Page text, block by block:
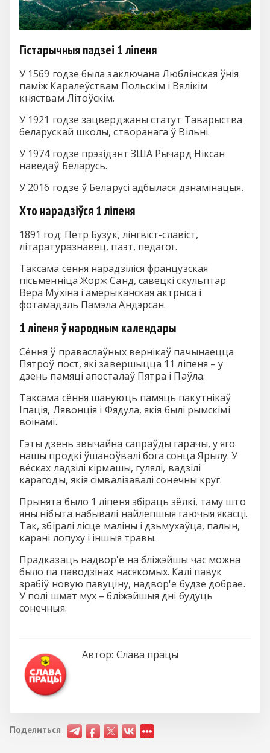
Гістарычныя падзеі 1 ліпеня
У 1569 годзе была заключана Люблінская ўнія
паміж Каралеўствам Польскім і Вялікім
княствам Літоўскім.
У 1921 годзе зацверджаны статут Таварыства
беларускай школы, створанага ў Вільні.
У 1974 годзе прэзідэнт ЗША Рычард Ніксан
наведаў Беларусь.
У 2016 годзе ў Беларусі адбылася дэнамінацыя.
Хто нарадзіўся 1 ліпеня
1891 год: Пётр Бузук, лінгвіст-славіст,
літаратуразнавец, паэт, педагог.
Таксама сёння нарадзіліся французская
пісьменніца Жорж Санд, савецкі скульптар
Вера Мухіна і амерыканская актрыса і
фотамадэль Памэла Андэрсан.
1 ліпеня ў народным календары
Сёння ў праваслаўных вернікаў пачынаецца
Пятроў пост, які завершыцца 11 ліпеня – у
дзень памяці апосталаў Пятра і Паўла.
Таксама сёння шануюць памяць пакутнікаў
Іпація, Лявонція і Фядула, якія былі рымскімі
воінамі.
Гэты дзень звычайна сапраўды гарачы, у яго
нашы продкі ўшаноўвалі бога сонца Ярылу. У
вёсках ладзілі кірмашы, гулялі, вадзілі
карагоды, якія сімвалізавалі сонечны круг.
Прынята было 1 ліпеня збіраць зёлкі, таму што
яны нібыта набывалі найлепшыя гаючыя якасці.
Так, збіралі лісце маліны і дзьмухаўца, палын,
карані лопуху і іншыя травы.
Прадказаць надвор'е на бліжэйшы час можна
было па паводзінах насякомых. Калі павук
зрабіў новую павуціну, надвор'е будзе добрае.
У полі шмат мух – бліжэйшыя дні будуць
сонечныя.
Автор: Слава працы
Поделиться